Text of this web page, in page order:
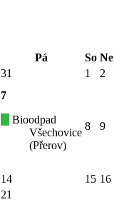
Pá So Ne
31 1
2
7
Bioodpad
Všechovice
(Přerov)
8 9
14 15 16
21